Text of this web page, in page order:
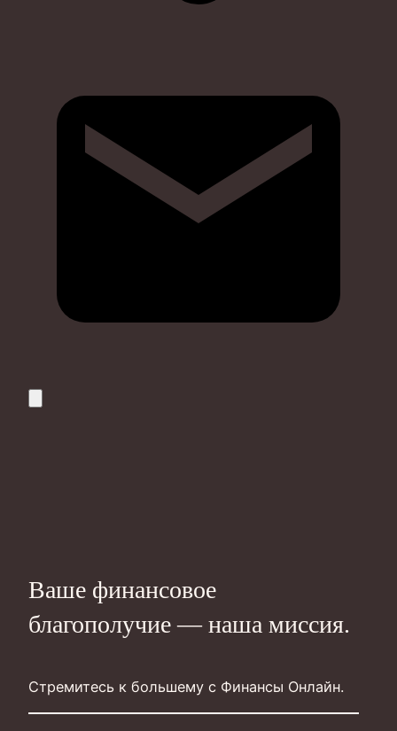
Ваше финансовое
благополучие — наша миссия.
Стремитесь к большему с Финансы Онлайн.